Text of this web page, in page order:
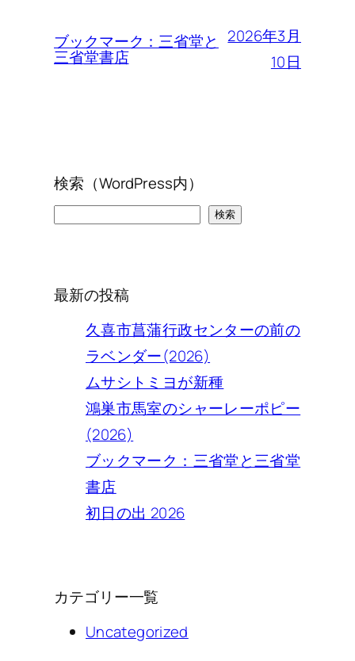
ブックマーク：三省堂と
三省堂書店
2026年3月
10日
検索（WordPress内）
検索
最新の投稿
久喜市菖蒲行政センターの前の
ラベンダー(2026)
ムサシトミヨが新種
鴻巣市馬室のシャーレーポピー
(2026)
ブックマーク：三省堂と三省堂
書店
初日の出 2026
カテゴリー一覧
Uncategorized